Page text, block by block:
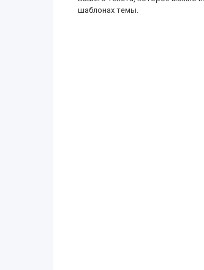
шаблонах темы.